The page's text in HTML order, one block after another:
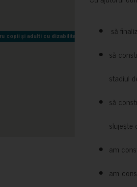
copii și adulti cu dizabilitati neuromotorii Sfântul
copii și adulti cu dizabilitati neuromotorii Sfântul
să
să
stadiul
să
slujește
am
am